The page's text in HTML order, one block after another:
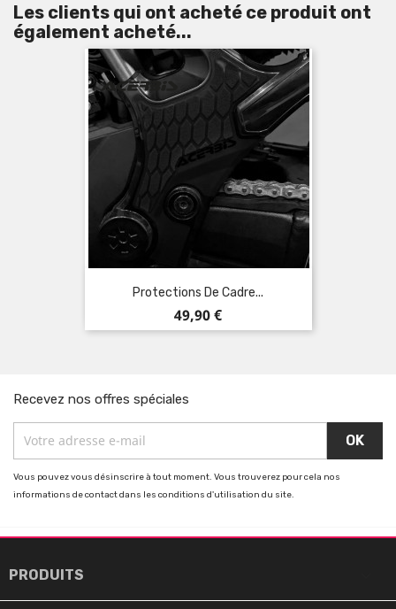
Les clients qui ont acheté ce produit ont
également acheté...
Protections De Cadre...
Prix
49,90 €
Recevez nos offres spéciales
Vous pouvez vous désinscrire à tout moment. Vous trouverez pour cela nos
informations de contact dans les conditions d'utilisation du site.
PRODUITS